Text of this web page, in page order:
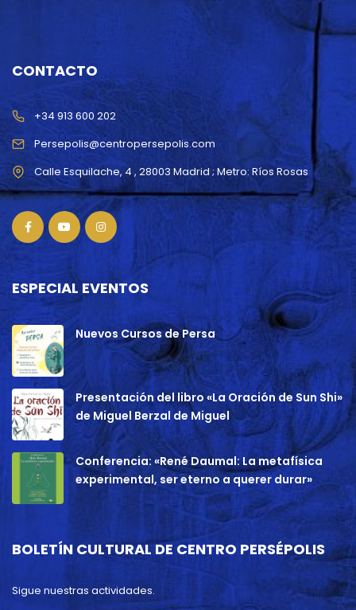
CONTACTO
Persepolis@centropersepolis.com
+34 913 600 202
ESPECIAL EVENTOS
Nuevos Cursos de Persa
Presentación del libro «La Oración de Sun Shi»
de Miguel Berzal de Miguel
Conferencia: «René Daumal: La metafísica
experimental, ser eterno a querer durar»
BOLETÍN CULTURAL DE CENTRO PERSÉPOLIS
Sigue nuestras actividades.